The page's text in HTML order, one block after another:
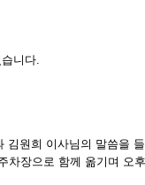
니다.
원희 이사님의 말씀을
장으로 함께 옮기며 오